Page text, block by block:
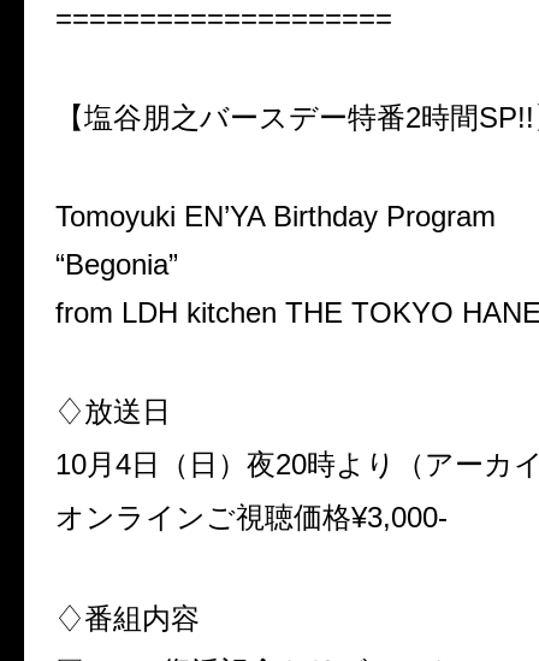
====================
【塩谷朋之バースデー特番2時間
Tomoyuki EN’YA Birthday Program
“Begonia”
from LDH kitchen THE TOKYO
♢放送日
10月4日（日）夜20時より（アーカ
オンラインご視聴価格¥3,000-
♢番組内容